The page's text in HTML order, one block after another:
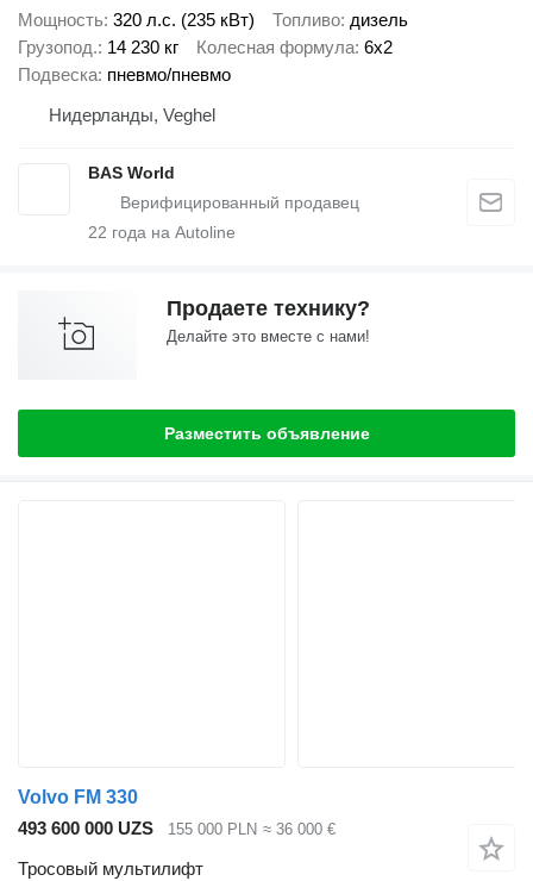
Мощность 320 л.с. (235 кВт) Топливо дизель
Грузопод. 14 230 кг Колесная формула 6x2
Подвеска пневмо/пневмо
Нидерланды, Veghel
BAS World
22 года на Autoline
Продаете технику?
Делайте это вместе с нами!
Разместить объявление
Volvo FM 330
493 600 000 UZS
155 000 PLN ≈ 36 000 €
Тросовый мультилифт